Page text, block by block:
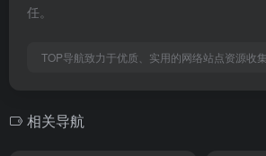
任。
TOP导航致力于优质、实用的网络站点资源收
相关导航